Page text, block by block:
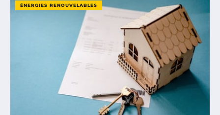
ÉNERGIES RENOUVELABLES